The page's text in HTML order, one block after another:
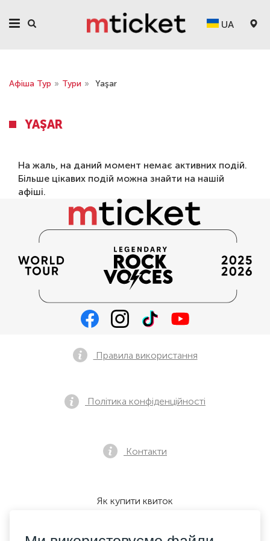
UA
Афіша Тур » Тури » Yaşar
YAŞAR
На жаль, на даний момент немає активних подій.
Більше цікавих подій можна знайти на нашій
афіші.
Правила використання
Політика конфіденційності
Контакти
Як купити квиток